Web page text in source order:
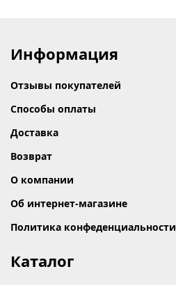
Информация
Отзывы покупателей
Способы оплаты
Доставка
Возврат
О компании
Об интернет-магазине
Политика конфеденциальности
Каталог